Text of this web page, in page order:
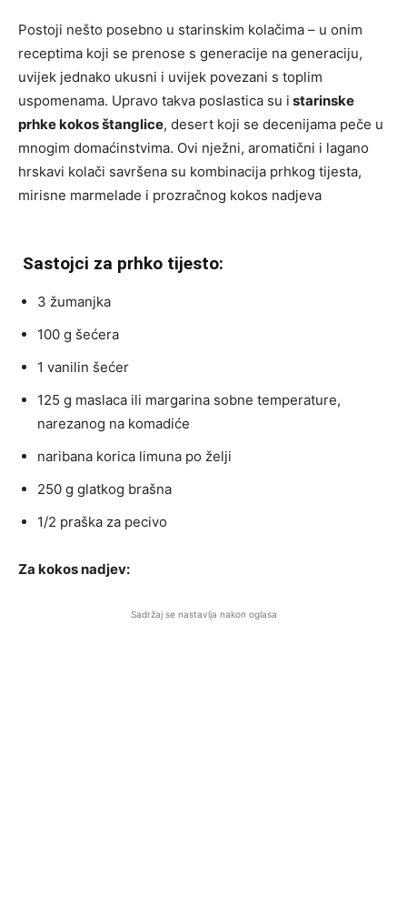
Postoji nešto posebno u starinskim kolačima – u onim
receptima koji se prenose s generacije na generaciju,
uvijek jednako ukusni i uvijek povezani s toplim
uspomenama. Upravo takva poslastica su i starinske
prhke kokos štanglice, desert koji se decenijama peče u
mnogim domaćinstvima. Ovi nježni, aromatični i lagano
hrskavi kolači savršena su kombinacija prhkog tijesta,
mirisne marmelade i prozračnog kokos nadjeva
Sastojci za prhko tijesto:
3 žumanjka
100 g šećera
1 vanilin šećer
125 g maslaca ili margarina sobne temperature,
narezanog na komadiće
naribana korica limuna po želji
250 g glatkog brašna
1/2 praška za pecivo
Za kokos nadjev:
Sadržaj se nastavlja nakon oglasa